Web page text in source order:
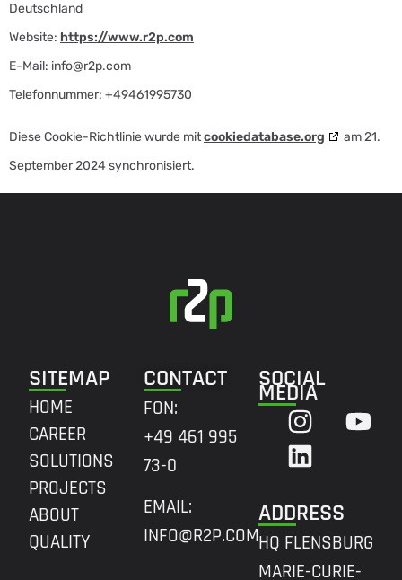
Deutschland
Website: https://www.r2p.com
E-Mail: info@r2p.com
Telefonnummer: +49461995730
Diese Cookie-Richtlinie wurde mitcookiedatabase.org
am 21.
September 2024 synchronisiert.
SITEMAP
HOME
CAREER
SOLUTIONS
PROJECTS
ABOUT
QUALITY
CONTACT
FON:
+49 461 995
73-0
EMAIL:
INFO@R2P.COM
SOCIAL
MEDIA
ADDRESS
HQ FLENSBURG
MARIE-CURIE-